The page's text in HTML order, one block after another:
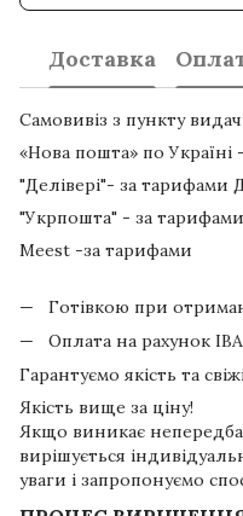
Доставка
Самовивіз з пункту
«Нова пошта» по
"Делівері"- за тарифами
"Укрпошта" - за
Meest -за тарифами
Готівкою при
Оплата на рахунок
Гарантуємо якість та
Якість вище за ціну!
Якщо виникає
вирішується
уваги і запропонуємо